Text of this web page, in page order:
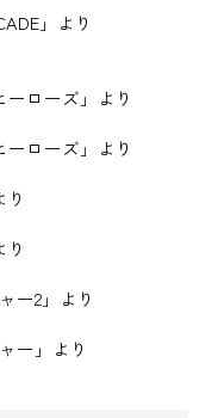
」より
ローズ」より
ローズ」より
ー2」より
ー」より